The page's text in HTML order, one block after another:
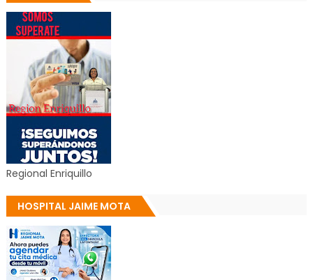
Regional Enriquillo
HOSPITAL JAIME MOTA